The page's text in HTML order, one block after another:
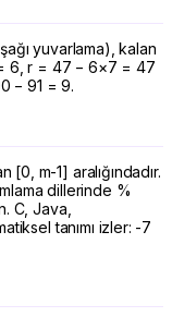
yuvarlama), kalan
6, r = 47 − 6×7 = 47
− 91 = 9.
m-1] aralığındadır.
dillerinde %
C, Java,
tanımı izler: -7